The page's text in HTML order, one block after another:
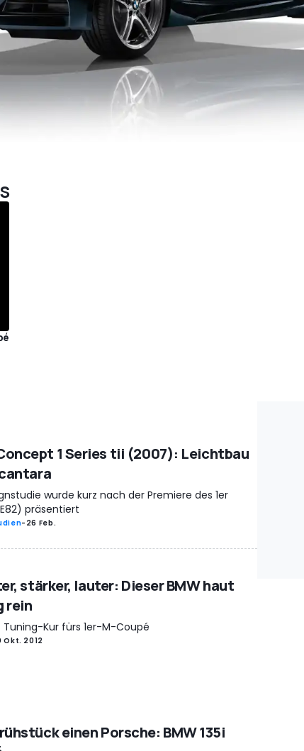
1 Series tii (2007): Leichtbau
wurde kurz nach der Premiere des 1er
präsentiert
- 26 Feb.
stärker, lauter: Dieser BMW haut
rein
Tuning-Kur fürs 1er-M-Coupé
Okt. 2012
einen Porsche: BMW 135i